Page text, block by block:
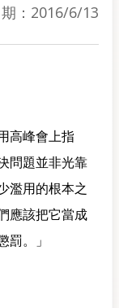
：2016/6/13
高峰會上指
問題並非光靠
濫用的根本之
應該把它當成
罰。」